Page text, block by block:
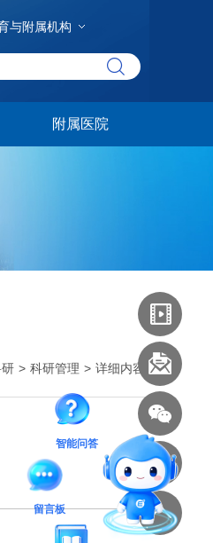
与附属机构
附属医院
> 科研管理 > 详细内容
智能问答
留言板
直通专业